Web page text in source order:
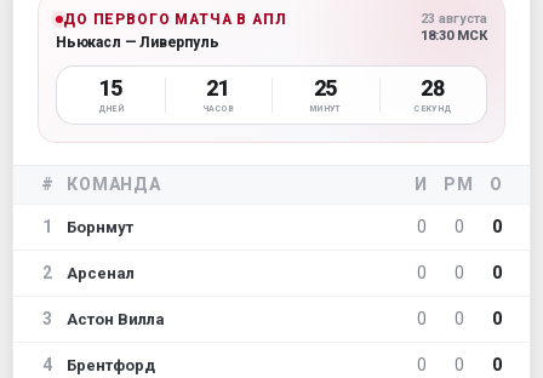
ДО ПЕРВОГО МАТЧА В АПЛ
Ньюкасл — Ливерпуль
23 августа
18:30 МСК
15
ДНЕЙ
21
ЧАСОВ
25
МИНУТ
27
СЕКУНД
# КОМАНДА И РМ О
1 Борнмут 0 0 0
2 Арсенал 0 0 0
3 Астон Вилла 0 0 0
4 Брентфорд 0 0 0